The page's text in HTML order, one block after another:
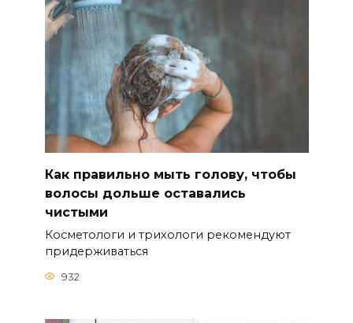
Как правильно мыть голову, чтобы
волосы дольше оставались
чистыми
Косметологи и трихологи рекомендуют
придерживаться
932